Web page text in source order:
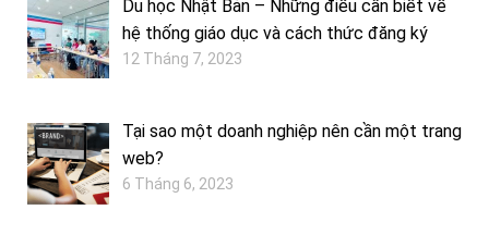
Du học Nhật Bản – Những điều cần biết về
hệ thống giáo dục và cách thức đăng ký
12 Tháng 7, 2023
Tại sao một doanh nghiệp nên cần một trang
web?
6 Tháng 6, 2023